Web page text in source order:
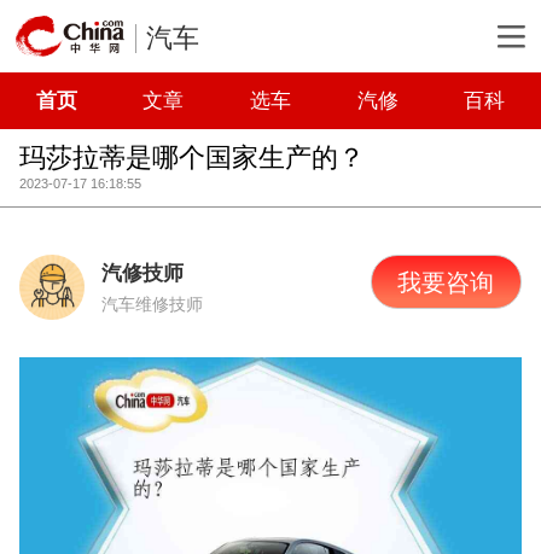
汽车
首页 文章 选车 汽修 百科
玛莎拉蒂是哪个国家生产的？
2023-07-17 16:18:55
汽修技师
汽车维修技师
我要咨询